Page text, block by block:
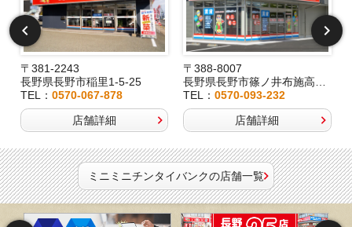
〒381-2243
長野県長野市稲里1-5-25
TEL：0570-067-878
店舗詳細
〒388-8007
長野県長野市篠ノ井布施高田407-8
TEL：0570-093-232
店舗詳細
ミニミニチンタイバンクの店舗一覧